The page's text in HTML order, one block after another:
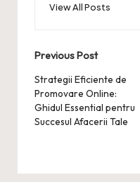
View All Posts
Post
navigation
Previous Post
Strategii Eficiente de
Promovare Online:
Ghidul Essential pentru
Succesul Afacerii Tale